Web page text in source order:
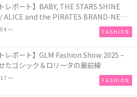
レポート】BABY, THE STARS SHINE
ALICE and the PIRATES BRAND-NEW
in TOKYO
〜 FASHION
レポート】GLM Fashion Show 2025 –
たゴシック＆ロリータの最前線
〜 FASHION